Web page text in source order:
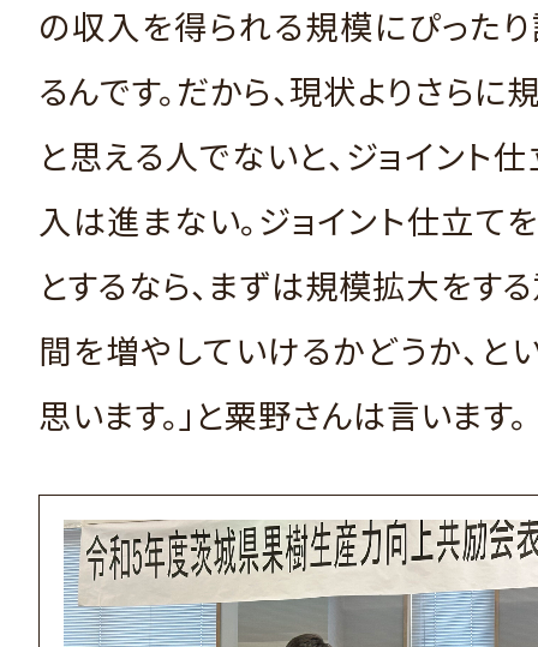
の収入を得られる規模にぴった
るんです。だから、現状よりさらに
と思える人でないと、ジョイント
入は進まない。ジョイント仕立て
とするなら、まずは規模拡大をす
間を増やしていけるかどうか、と
思います。」と粟野さんは言います。